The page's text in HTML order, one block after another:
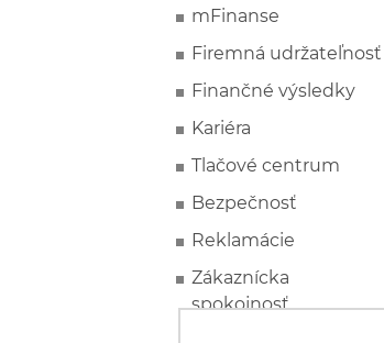
mFinanse
Firemná udržateľnosť
Finančné výsledky
Kariéra
Tlačové centrum
Bezpečnosť
Reklamácie
Zákaznícka
spokojnosť